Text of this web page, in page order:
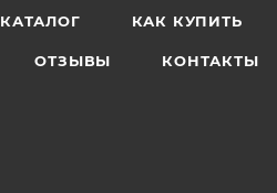
КАТАЛОГ КАК КУПИТЬ
ОТЗЫВЫ КОНТАКТЫ